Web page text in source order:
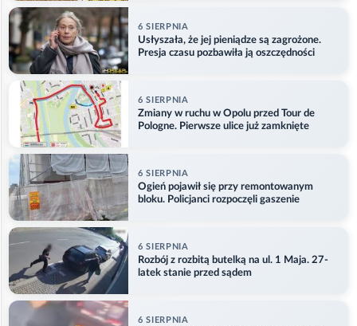
6 SIERPNIA
Usłyszała, że jej pieniądze są zagrożone.
Presja czasu pozbawiła ją oszczędności
6 SIERPNIA
Zmiany w ruchu w Opolu przed Tour de
Pologne. Pierwsze ulice już zamknięte
6 SIERPNIA
Ogień pojawił się przy remontowanym
bloku. Policjanci rozpoczęli gaszenie
6 SIERPNIA
Rozbój z rozbitą butelką na ul. 1 Maja. 27-
latek stanie przed sądem
6 SIERPNIA